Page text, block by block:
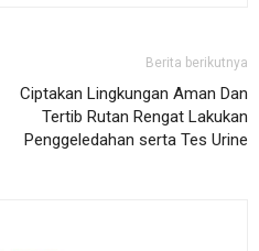
Berita berikutnya
Ciptakan Lingkungan Aman Dan
Tertib Rutan Rengat Lakukan
Penggeledahan serta Tes Urine